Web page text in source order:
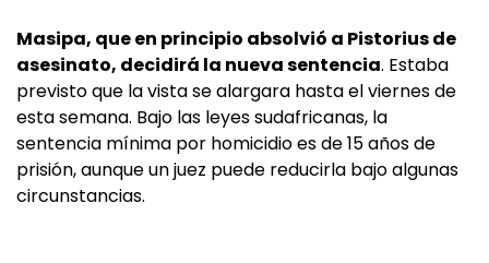
Masipa, que en principio absolvió a Pistorius de
asesinato, decidirá la nueva sentencia. Estaba
previsto que la vista se alargara hasta el viernes de
esta semana. Bajo las leyes sudafricanas, la
sentencia mínima por homicidio es de 15 años de
prisión, aunque un juez puede reducirla bajo algunas
circunstancias.